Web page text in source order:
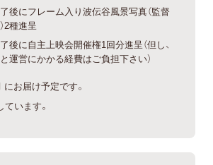
後にフレーム入り波伝谷風景写真（監督
2種進呈
後に自主上映会開催権1回分進呈（但し、
運営にかかる経費はご負担下さい）
お届け予定です。
います。